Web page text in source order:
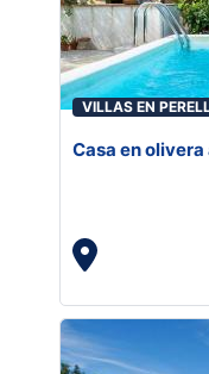
VILLAS EN
Casa en